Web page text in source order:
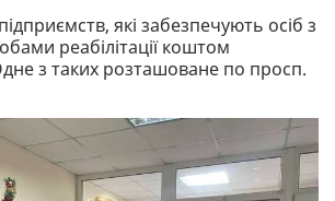
які забезпечують осіб з
реабілітації коштом
з таких розташоване по просп.